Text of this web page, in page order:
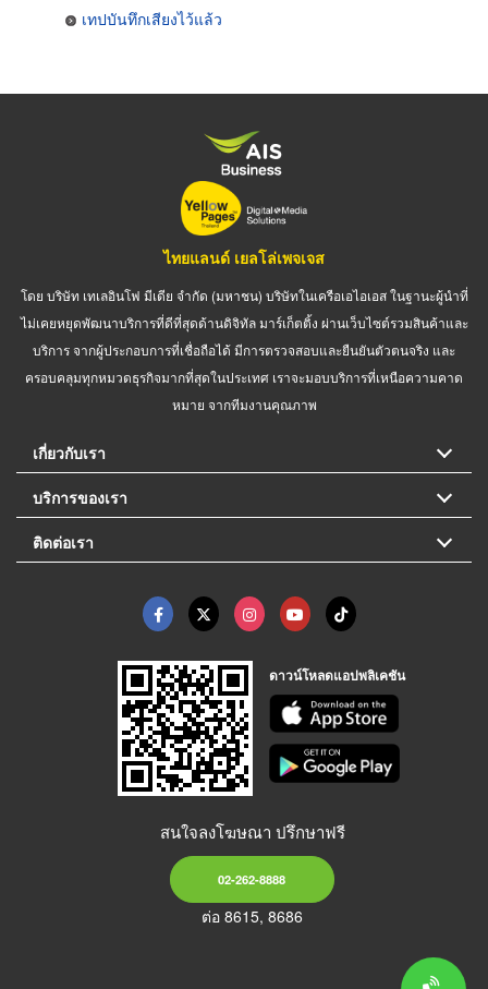
เทปบันทึกเสียงไว้แล้ว
ไทยแลนด์ เยลโล่เพจเจส
โดย บริษัท เทเลอินโฟ มีเดีย จำกัด (มหาชน) บริษัทในเครือเอไอเอส ในฐานะผู้นำที่
ไม่เคยหยุดพัฒนาบริการที่ดีที่สุดด้านดิจิทัล มาร์เก็ตติ้ง ผ่านเว็บไซต์รวมสินค้าและ
บริการ จากผู้ประกอบการที่เชื่อถือได้ มีการตรวจสอบและยืนยันตัวตนจริง และ
ครอบคลุมทุกหมวดธุรกิจมากที่สุดในประเทศ เราจะมอบบริการที่เหนือความคาด
หมาย จากทีมงานคุณภาพ
เกี่ยวกับเรา
บริการของเรา
ติดต่อเรา
ดาวน์โหลดแอปพลิเคชัน
สนใจลงโฆษณา ปรึกษาฟรี
02-262-8888
ต่อ 8615, 8686